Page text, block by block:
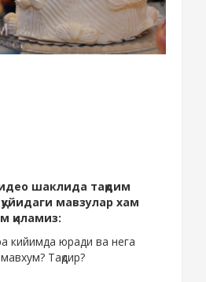
шаклида тақдим
мавзулар хам
қиламиз:
кийимда юради ва нега
Тақдир?